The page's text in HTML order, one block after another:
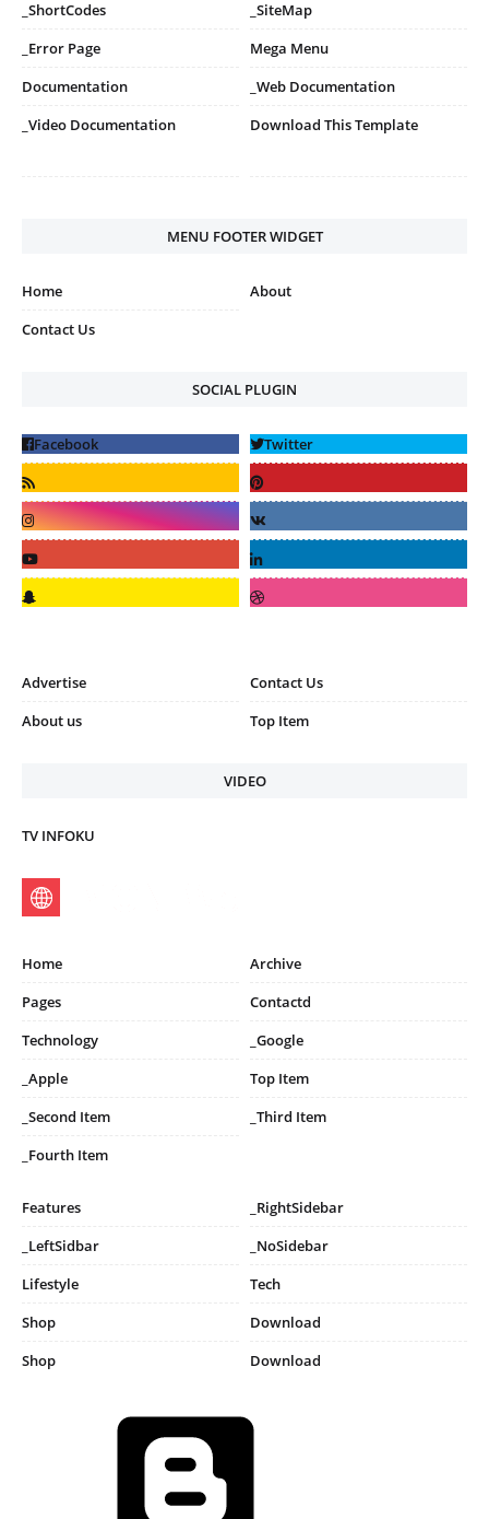
_ShortCodes
_SiteMap
_Error Page
Mega Menu
Documentation
_Web Documentation
_Video Documentation
Download This Template
MENU FOOTER WIDGET
Home
About
Contact Us
SOCIAL PLUGIN
Advertise
Contact Us
About us
Top Item
VIDEO
TV INFOKU
Home
Archive
Pages
Contactd
Technology
_Google
_Apple
Top Item
_Second Item
_Third Item
_Fourth Item
Features
_RightSidebar
_LeftSidbar
_NoSidebar
Lifestyle
Tech
Shop
Download
Shop
Download